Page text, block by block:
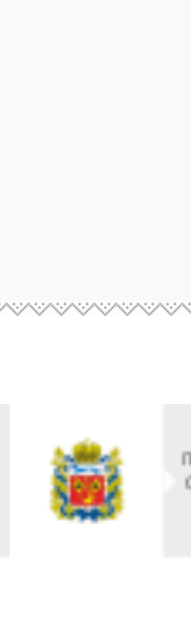
Министерство
культуры
Российской
федерации